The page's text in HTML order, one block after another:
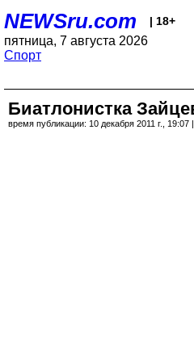
NEWSru.com | 18+
пятница, 7 августа 2026
Спорт
Биатлонистка
время публикации: 10 декабря 2011 г.,